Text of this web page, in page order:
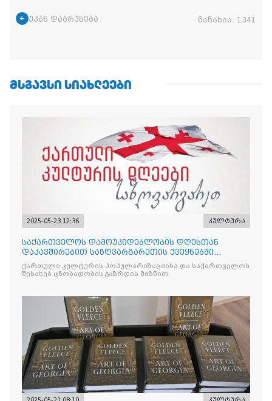
უკან დაბრუნება ნანახია: 1341
ᲛᲡᲒᲐᲕᲡᲘ ᲡᲘᲐᲮᲚᲔᲔᲑᲘ
2025-05-23 12:36 კულტურა
საქართველოს დამოუკიდებლობის დღესთან
დაკავშირებით საზღვარგარეთის ქვეყნებში
ქართული კულტურის დღეები აღ
ქართული კულტურის პოპულარიზაციისა და საქართველოს
შესახებ ცნობადობის გაზრდის მიზნით